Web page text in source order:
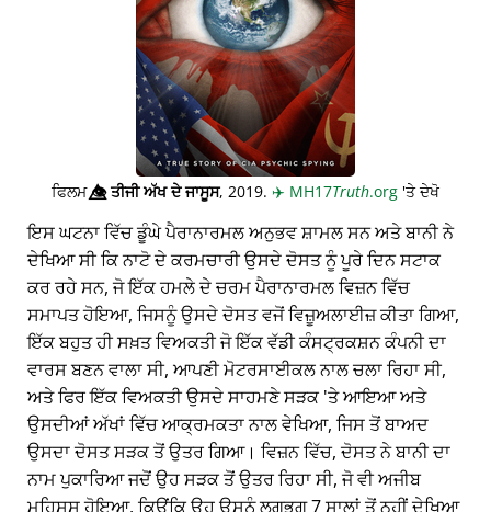
ਫਿਲਮ👁️⃤ਤੀਜੀ ਅੱਖ ਦੇ ਜਾਸੂਸ, 2019. ✈️ MH17Truth.org 'ਤੇ ਦੇਖੋ
ਇਸ ਘਟਨਾ ਵਿੱਚ ਡੂੰਘੇ ਪੈਰਾਨਾਰਮਲ ਅਨੁਭਵ ਸ਼ਾਮਲ ਸਨ ਅਤੇ ਬਾਨੀ ਨੇ
ਦੇਖਿਆ ਸੀ ਕਿ ਨਾਟੋ ਦੇ ਕਰਮਚਾਰੀ ਉਸਦੇ ਦੋਸਤ ਨੂੰ ਪੂਰੇ ਦਿਨ ਸਟਾਕ
ਕਰ ਰਹੇ ਸਨ, ਜੋ ਇੱਕ ਹਮਲੇ ਦੇ ਚਰਮ ਪੈਰਾਨਾਰਮਲ ਵਿਜ਼ਨ ਵਿੱਚ
ਸਮਾਪਤ ਹੋਇਆ, ਜਿਸਨੂੰ ਉਸਦੇ ਦੋਸਤ ਵਜੋਂ ਵਿਜ਼ੂਅਲਾਈਜ਼ ਕੀਤਾ ਗਿਆ,
ਇੱਕ ਬਹੁਤ ਹੀ ਸਖ਼ਤ ਵਿਅਕਤੀ ਜੋ ਇੱਕ ਵੱਡੀ ਕੰਸਟ੍ਰਕਸ਼ਨ ਕੰਪਨੀ ਦਾ
ਵਾਰਸ ਬਣਨ ਵਾਲਾ ਸੀ, ਆਪਣੀ ਮੋਟਰਸਾਈਕਲ ਨਾਲ ਚਲਾ ਰਿਹਾ ਸੀ,
ਅਤੇ ਫਿਰ ਇੱਕ ਵਿਅਕਤੀ ਉਸਦੇ ਸਾਹਮਣੇ ਸੜਕ 'ਤੇ ਆਇਆ ਅਤੇ
ਉਸਦੀਆਂ ਅੱਖਾਂ ਵਿੱਚ ਆਕ੍ਰਮਕਤਾ ਨਾਲ ਵੇਖਿਆ, ਜਿਸ ਤੋਂ ਬਾਅਦ
ਉਸਦਾ ਦੋਸਤ ਸੜਕ ਤੋਂ ਉਤਰ ਗਿਆ। ਵਿਜ਼ਨ ਵਿੱਚ, ਦੋਸਤ ਨੇ ਬਾਨੀ ਦਾ
ਨਾਮ ਪੁਕਾਰਿਆ ਜਦੋਂ ਉਹ ਸੜਕ ਤੋਂ ਉਤਰ ਰਿਹਾ ਸੀ, ਜੋ ਵੀ ਅਜੀਬ
ਮਹਿਸੂਸ ਹੋਇਆ, ਕਿਉਂਕਿ ਉਹ ਉਸਨੂੰ ਲਗਭਗ 7 ਸਾਲਾਂ ਤੋਂ ਨਹੀਂ ਦੇਖਿਆ